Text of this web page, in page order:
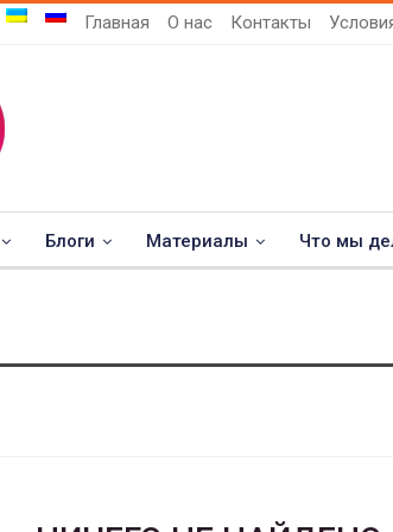
Главная О нас Контакты
Блоги Материалы Что мы